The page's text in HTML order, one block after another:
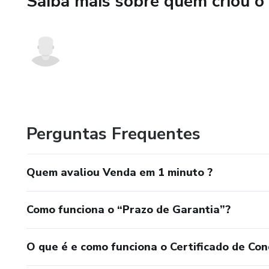
✅ Estratégias de
Perguntas Frequentes
Quem avaliou Venda em 1 minuto ?
Como funciona o “Prazo de Garantia”?
O que é e como funciona o Certificado de